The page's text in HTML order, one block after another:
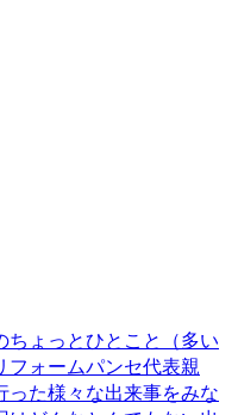
ちょっとひとこと（多い
フォームパンセ代表親
った様々な出来事をみな